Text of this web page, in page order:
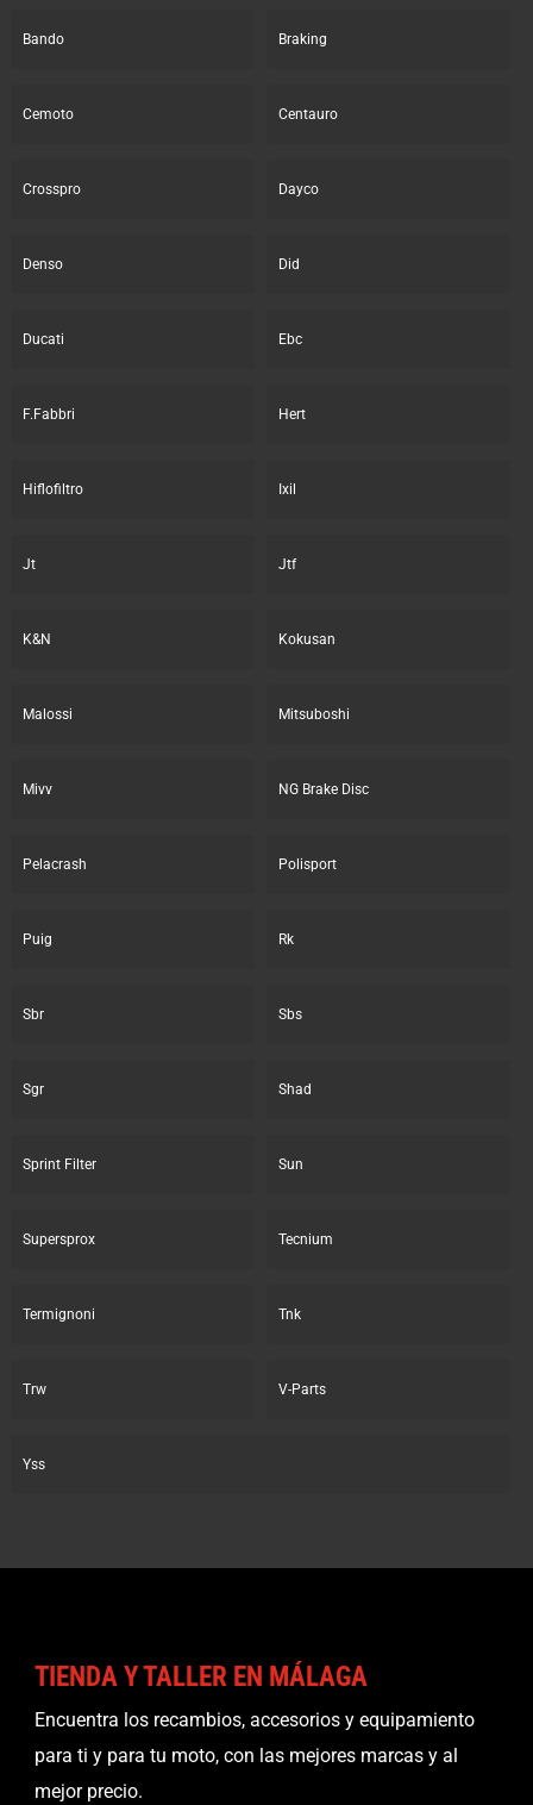
Bando Braking
Cemoto Centauro
Crosspro Dayco
Denso Did
Ducati Ebc
F.Fabbri Hert
Hiflofiltro Ixil
Jt Jtf
K&N Kokusan
Malossi Mitsuboshi
Mivv NG Brake Disc
Pelacrash Polisport
Puig Rk
Sbr Sbs
Sgr Shad
Sprint Filter Sun
Supersprox Tecnium
Termignoni Tnk
Trw V-Parts
Yss
TIENDA Y TALLER EN MÁLAGA
Encuentra los recambios, accesorios y equipamiento
para ti y para tu moto, con las mejores marcas y al
mejor precio.